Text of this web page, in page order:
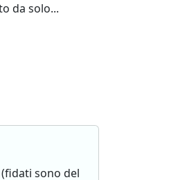
da solo...
sono del